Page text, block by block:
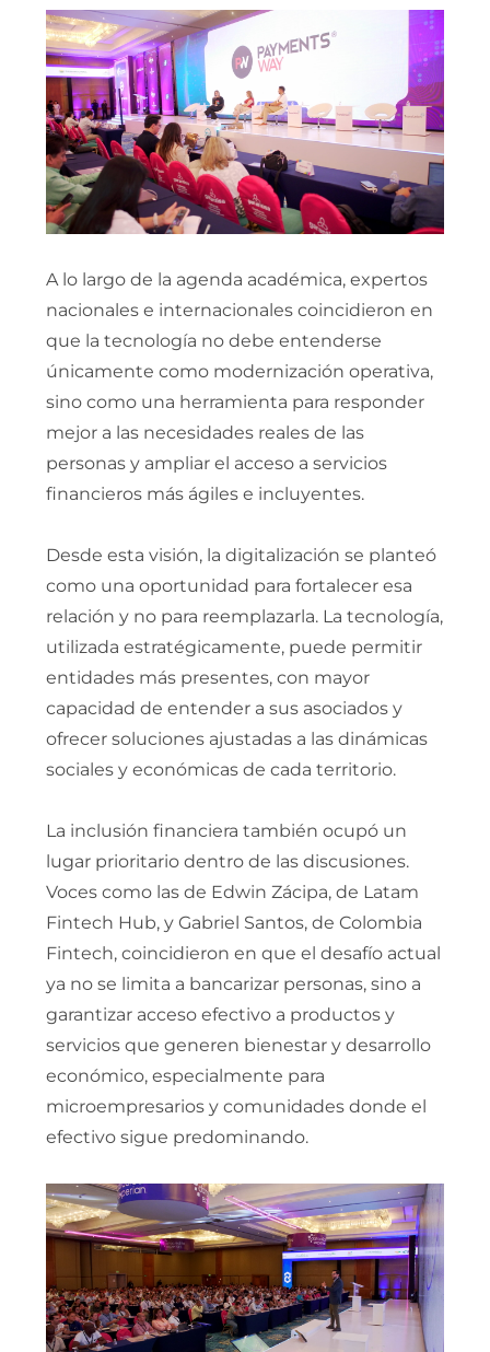
A lo largo de la agenda académica, expertos
nacionales e internacionales coincidieron en
que la tecnología no debe entenderse
únicamente como modernización operativa,
sino como una herramienta para responder
mejor a las necesidades reales de las
personas y ampliar el acceso a servicios
financieros más ágiles e incluyentes.
Desde esta visión, la digitalización se planteó
como una oportunidad para fortalecer esa
relación y no para reemplazarla. La tecnología,
utilizada estratégicamente, puede permitir
entidades más presentes, con mayor
capacidad de entender a sus asociados y
ofrecer soluciones ajustadas a las dinámicas
sociales y económicas de cada territorio.
La inclusión financiera también ocupó un
lugar prioritario dentro de las discusiones.
Voces como las de Edwin Zácipa, de Latam
Fintech Hub, y Gabriel Santos, de Colombia
Fintech, coincidieron en que el desafío actual
ya no se limita a bancarizar personas, sino a
garantizar acceso efectivo a productos y
servicios que generen bienestar y desarrollo
económico, especialmente para
microempresarios y comunidades donde el
efectivo sigue predominando.